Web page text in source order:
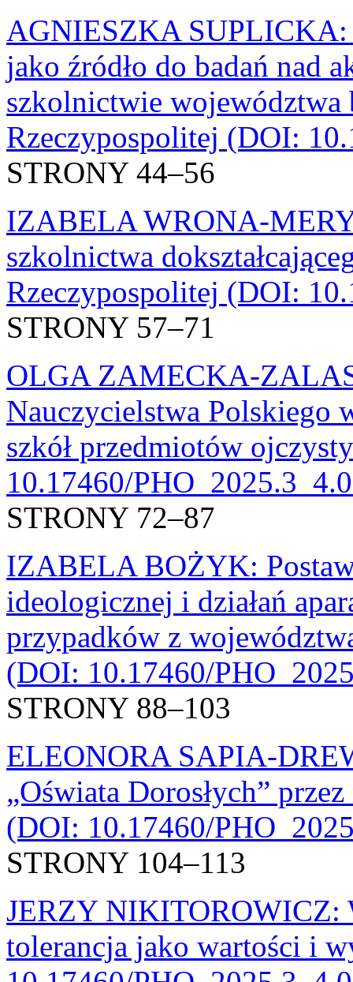
AGNIESZKA SUPLICKA:
jako źródło do badań nad
szkolnictwie województwa
Rzeczypospolitej (DOI:
STRONY 44–56
IZABELA WRONA-
szkolnictwa
Rzeczypospolitej (DOI:
STRONY 57–71
OLGA ZAMECKA-
Nauczycielstwa
szkół przedmiotów
10.17460/
STRONY 72–87
IZABELA BOŻYK:
ideologicznej i działań
przypadków z
(DOI: 10.17460/
STRONY 88–103
ELEONORA SAPIA-
„Oświata Dorosłych”
(DOI: 10.17460/
STRONY 104–113
JERZY NIKITOROWICZ:
tolerancja jako wartości i